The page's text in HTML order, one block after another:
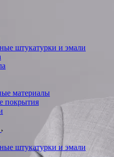
штукатурки и эмали
материалы
покрытия
штукатурки и эмали